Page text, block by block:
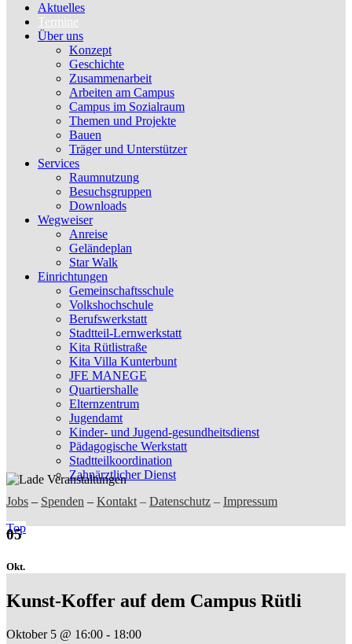
Aktuelles
Termine
Über uns
Konzept
Geschichte
Zusammenarbeit
Arbeiten am Campus
Campus im Sozialraum
Themen und Projekte
Bauen
Träger und Unterstützer
Services
Raumnutzung
Besuchsgruppen
Downloads
Wegweiser
Anreise
Geländeplan
Star Walk
Einrichtungen
Gemeinschaftsschule
Volkshochschule
Berufswerkstatt
Stadtteil-Lernwerkstatt
Kita Rütlistraße
Kita Villa Kunterbunt
JFE MANEGE
Quartiershalle
Elternzentrum
Jugendamt
Kinder- und Jugend-gesundheitsdienst
Pädagogische Werkstatt
Stadtteilkoordination
Zahnärztlicher Dienst
Jobs – Spenden – Kontakt – Datenschutz – Impressum
Top
05
Okt.
Kunst-Koffer auf dem Campus Rütli
Oktober 5 @ 16:00 - 18:00